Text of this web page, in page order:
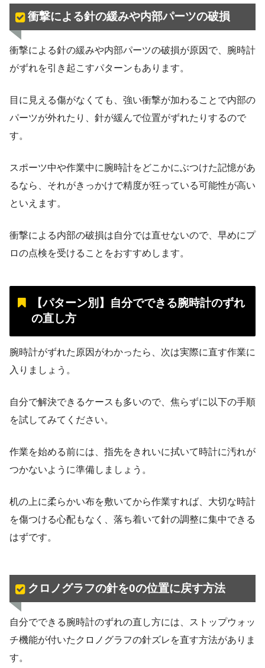
衝撃による針の緩みや内部パーツの破損
衝撃による針の緩みや内部パーツの破損が原因で、腕時計
がずれを引き起こすパターンもあります。
目に見える傷がなくても、強い衝撃が加わることで内部の
パーツが外れたり、針が緩んで位置がずれたりするので
す。
スポーツ中や作業中に腕時計をどこかにぶつけた記憶があ
るなら、それがきっかけで精度が狂っている可能性が高い
といえます。
衝撃による内部の破損は自分では直せないので、早めにプ
ロの点検を受けることをおすすめします。
【パターン別】自分でできる腕時計のずれ
の直し方
腕時計がずれた原因がわかったら、次は実際に直す作業に
入りましょう。
自分で解決できるケースも多いので、焦らずに以下の手順
を試してみてください。
作業を始める前には、指先をきれいに拭いて時計に汚れが
つかないように準備しましょう。
机の上に柔らかい布を敷いてから作業すれば、大切な時計
を傷つける心配もなく、落ち着いて針の調整に集中できる
はずです。
クロノグラフの針を0の位置に戻す方法
自分でできる腕時計のずれの直し方には、ストップウォッ
チ機能が付いたクロノグラフの針ズレを直す方法がありま
す。